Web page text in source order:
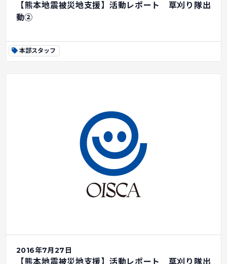
【熊本地震被災地支援】活動レポート 草刈り隊出
動②
本部スタッフ
2016年7月27日
【熊本地震被災地支援】活動レポート 草刈り隊出